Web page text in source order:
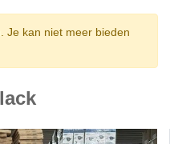
Je kan niet meer bieden